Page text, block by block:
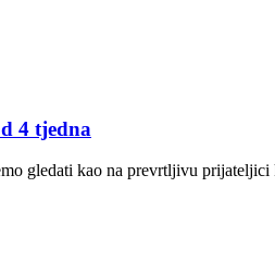
4 tjedna
gledati kao na prevrtljivu